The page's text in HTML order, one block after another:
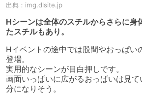
出典： img.dlsite.jp
Hシーンは全体のスチルからさらに身
たスチルもあり。
Hイベントの途中では股間やおっぱい
登場。
実用的なシーンが目白押しです。
画面いっぱいに広がるおっぱいは見
分になりそう。